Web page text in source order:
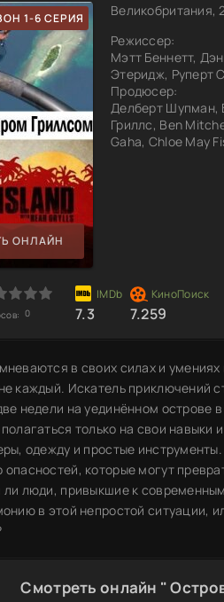
1-6 СЕРИЯ
ОНЛАЙН
Великобритания,
Режиссер:
Мэтт Беннетт, Дэн
Этеридж, Руперт
Продюсер:
Делберт Шупман,
Гриллс, Ben
Gaha, Chloe May
0 7.3 7.259
в своих силах и
каждый. Искатель приключений
недели на уединённом острове
только на свои
одежду и простые
которые могут
ли люди, привыкшие к
в этой непростой ситуации,
Смотреть онлайн "